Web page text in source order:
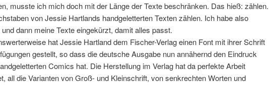
musste ich mich doch mit der Länge der Texte beschränken. Das hieß: zählen.
von Jessie Hartlands handgeletterten Texten zählen. Ich habe also
dann meine Texte eingekürzt, damit alles passt.
hat Jessie Hartland dem Fischer-Verlag einen Font mit ihrer Schrift
gestellt, so dass die deutsche Ausgabe nun annähernd den Eindruck
Comics hat. Die Herstellung im Verlag hat da perfekte Arbeit
all die Varianten von Groß- und Kleinschrift, von senkrechten Worten und